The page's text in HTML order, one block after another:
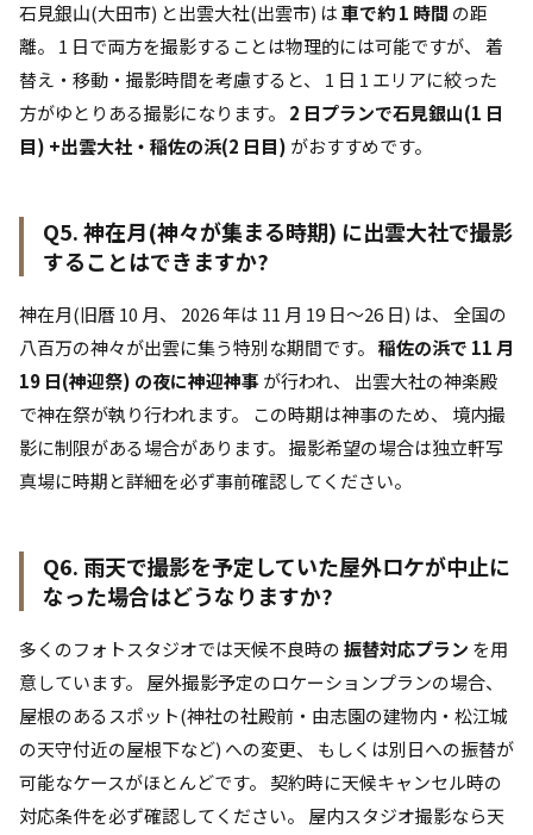
石見銀山(大田市) と出雲大社(出雲市) は車で約 1 時間 の距
離。 1 日で両方を撮影することは物理的には可能ですが、 着
替え・移動・撮影時間を考慮すると、 1 日 1 エリアに絞った
方がゆとりある撮影になります。 2 日プランで石見銀山(1 日
目) +出雲大社・稲佐の浜(2 日目) がおすすめです。
Q5. 神在月(神々が集まる時期) に出雲大社で撮影
することはできますか?
神在月(旧暦 10 月、 2026 年は 11 月 19 日〜26 日) は、 全国の
八百万の神々が出雲に集う特別な期間です。 稲佐の浜で 11 月
19 日(神迎祭) の夜に神迎神事 が行われ、 出雲大社の神楽殿
で神在祭が執り行われます。 この時期は神事のため、 境内撮
影に制限がある場合があります。 撮影希望の場合は独立軒写
真場に時期と詳細を必ず事前確認してください。
Q6. 雨天で撮影を予定していた屋外ロケが中止に
なった場合はどうなりますか?
多くのフォトスタジオでは天候不良時の振替対応プラン を用
意しています。 屋外撮影予定のロケーションプランの場合、
屋根のあるスポット(神社の社殿前・由志園の建物内・松江城
の天守付近の屋根下など) への変更、 もしくは別日への振替が
可能なケースがほとんどです。 契約時に天候キャンセル時の
対応条件を必ず確認してください。 屋内スタジオ撮影なら天